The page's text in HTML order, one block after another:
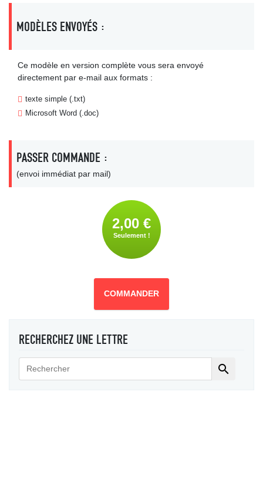
MODÈLES ENVOYÉS :
Ce modèle en version complète vous sera envoyé
directement par e-mail aux formats :
texte simple (.txt)
Microsoft Word (.doc)
PASSER COMMANDE :
(envoi immédiat par mail)
2,00 €
Seulement !
COMMANDER
RECHERCHEZ UNE LETTRE
